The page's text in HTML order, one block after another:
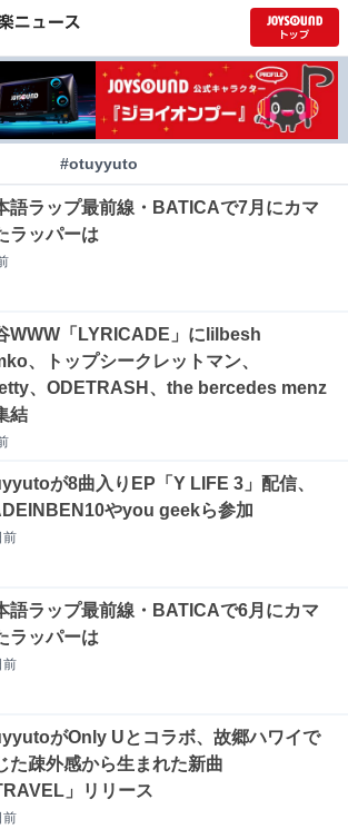
#otuyyuto
語ラップ最前線・BATICAで7月にカマ
ラッパーは
WWW「LYRICADE」にlilbesh
、トップシークレットマン、
、ODETRASH、the bercedes menz
結
が8曲入りEP「Y LIFE 3」配信、
やyou geekら参加
前
語ラップ最前線・BATICAで6月にカマ
ラッパーは
前
がOnly Uとコラボ、故郷ハワイで
た疎外感から生まれた新曲
」リリース
前